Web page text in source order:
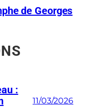
de Georges
:
11/03/2026